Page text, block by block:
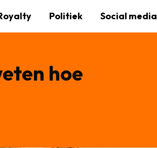
Politiek Social media
hoe